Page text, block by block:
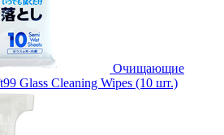
Очищающие
Glass Cleaning Wipes (10 шт.)